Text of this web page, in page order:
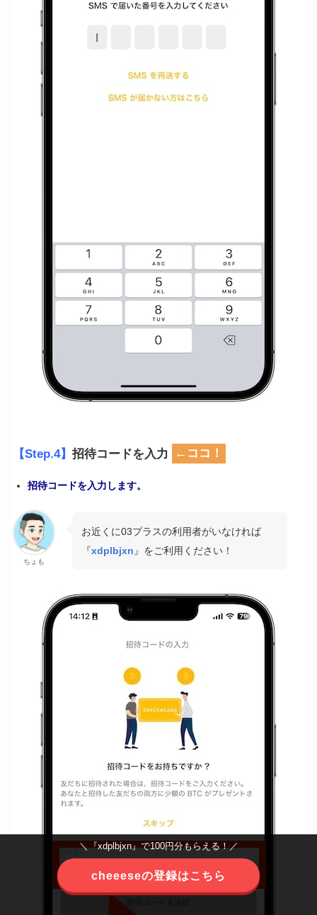
【Step.4】 招待コードを入力 ←ココ！
招待コードを入力します。
ちょも
お近くに03プラスの利用者がいなければ
『xdplbjxn 』をご利用ください！
＼『xdplbjxn』で100円分もらえる！／
cheeeseの登録はこちら